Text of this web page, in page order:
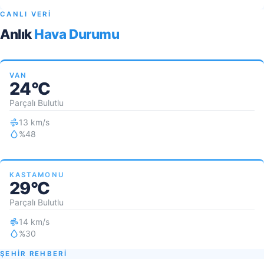
CANLI VERİ
AnlıkHava Durumu
VAN
24°C
Parçalı Bulutlu
13 km/s
%48
KASTAMONU
29°C
Parçalı Bulutlu
14 km/s
%30
ŞEHİR REHBERİ